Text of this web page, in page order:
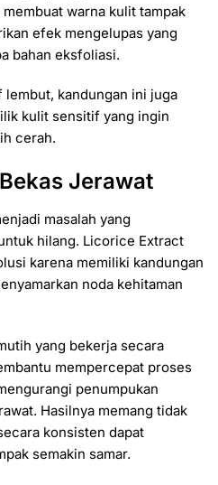
warna kulit tampak
efek mengelupas yang
bahan eksfoliasi.
kandungan ini juga
kulit sensitif yang ingin
cerah.
Jerawat
masalah yang
hilang. Licorice Extract
karena memiliki kandungan
noda kehitaman
yang bekerja secara
mempercepat proses
penumpukan
Hasilnya memang tidak
konsisten dapat
semakin samar.